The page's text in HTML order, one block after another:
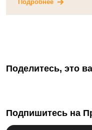
Подробнее
Поделитесь, это
Подпишитесь на